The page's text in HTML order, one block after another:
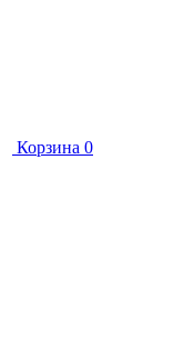
Корзина 0